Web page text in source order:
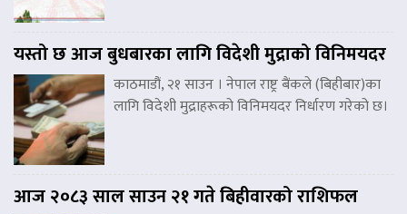
यस्तो छ आज बुधबारका लागि विदेशी मुद्राको विनिमयदर
काठमाडौं, २१ साउन । नेपाल राष्ट्र बैंकले (बिहीबार)का
लागि विदेशी मुद्राहरूको विनिमयदर निर्धारण गरेको छ।
आज २०८३ साल साउन २१ गते बिहीवारको राशिफल